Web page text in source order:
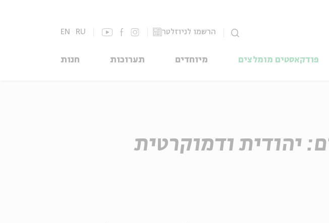
הרשמו לניוזלטר EN RU
פודקאסטים מומלצים מיוחדים תערוכות חנות